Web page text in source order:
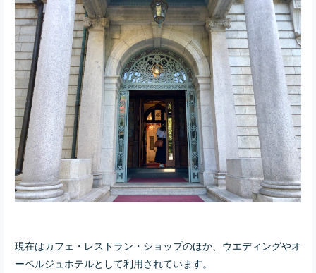
現在はカフェ・レストラン・ショップのほか、ウエディングやオ
ーベルジュホテルとして利用されています。